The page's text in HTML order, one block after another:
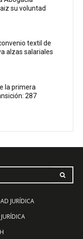
su voluntad
textil de
alzas salariales
la primera
287
JURÍDICA